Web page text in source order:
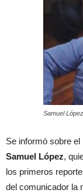
Samuel
Se informó sobre el
Samuel López,
los primeros
del comunicador la